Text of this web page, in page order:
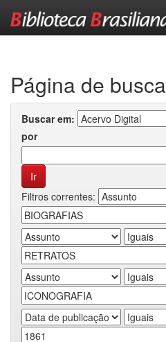
Página de busca
Buscar em:
por
Filtros correntes: